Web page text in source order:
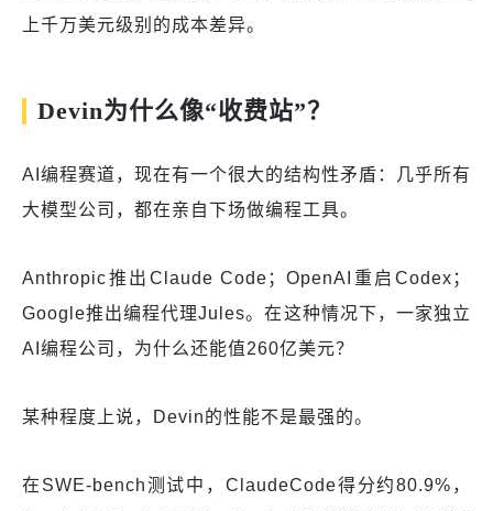
上千万美元级别的成本差异。
Devin为什么像“收费站”？
AI编程赛道，现在有一个很大的结构性矛盾：几乎所有
大模型公司，都在亲自下场做编程工具。
Anthropic推出Claude Code；OpenAI重启Codex；
Google推出编程代理Jules。在这种情况下，一家独立
AI编程公司，为什么还能值260亿美元？
某种程度上说，Devin的性能不是最强的。
在SWE-bench测试中，ClaudeCode得分约80.9%，